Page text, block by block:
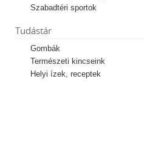
Szabadtéri sportok
Tudástár
Gombák
Természeti kincseink
Helyi ízek, receptek